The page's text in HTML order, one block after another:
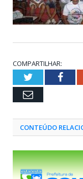
COMPARTILHAR:
Twitter
Email
CONTEÚDO